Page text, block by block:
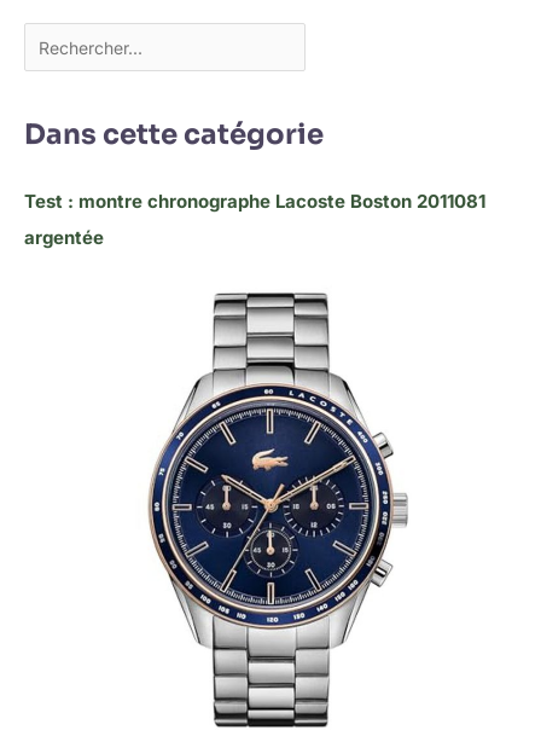
Dans cette catégorie
Test : montre chronographe Lacoste Boston 2011081
argentée